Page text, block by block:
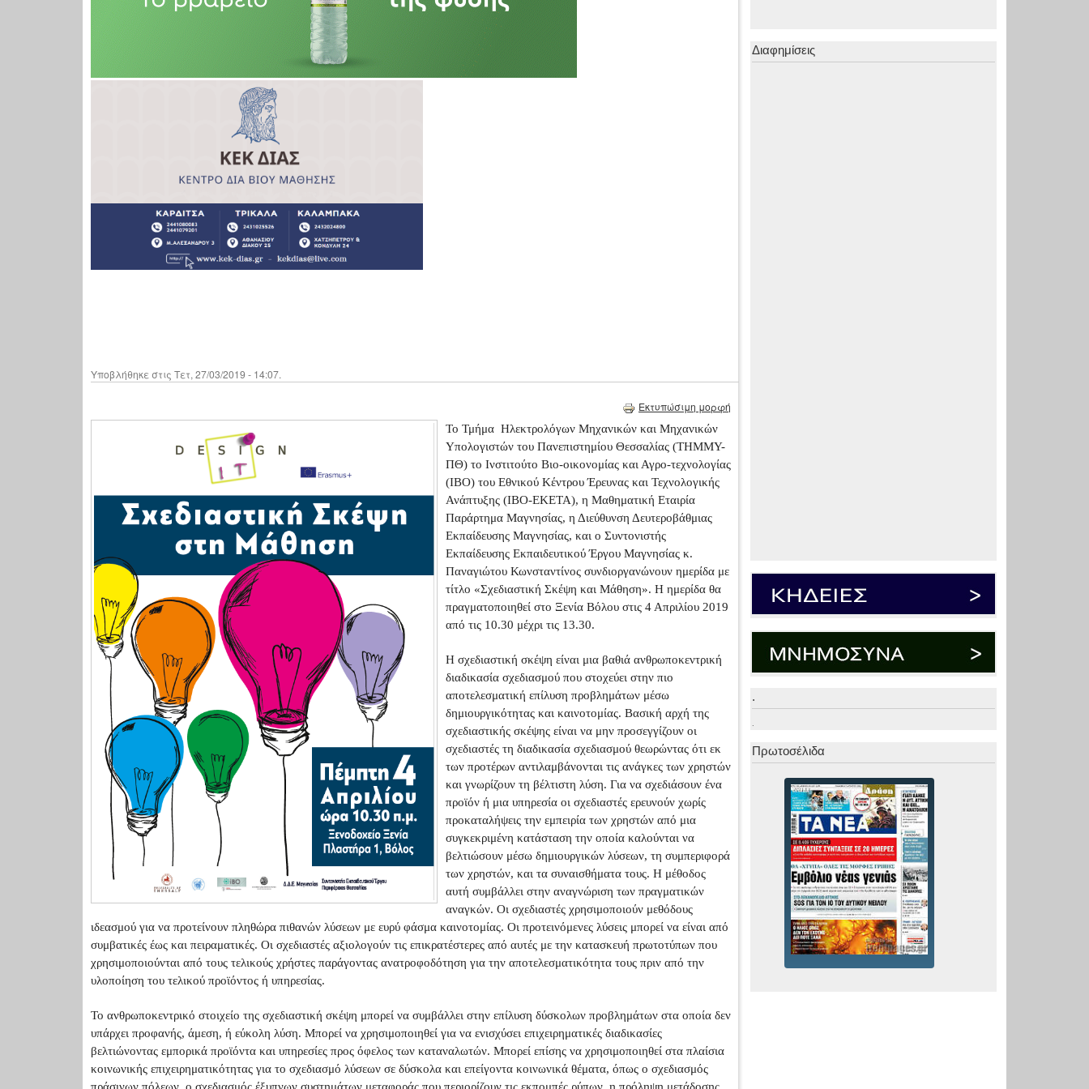
Υποβλήθηκε στις Τετ, 27/03/2019 - 14:07.
Εκτυπώσιμη μορφή
Το Τμήμα Ηλεκτρολόγων Μηχανικών και Μηχανικών
Υπολογιστών του Πανεπιστημίου Θεσσαλίας (ΤΗΜΜΥ-
ΠΘ) το Ινστιτούτο Βιο-οικονομίας και Αγρο-τεχνολογίας
(ΙΒΟ) του Εθνικού Κέντρου Έρευνας και Τεχνολογικής
Ανάπτυξης (ΙΒΟ-ΕΚΕΤΑ), η Μαθηματική Εταιρία
Παράρτημα Μαγνησίας, η Διεύθυνση Δευτεροβάθμιας
Εκπαίδευσης Μαγνησίας, και ο Συντονιστής
Εκπαίδευσης Εκπαιδευτικού Έργου Μαγνησίας κ.
Παναγιώτου Κωνσταντίνος συνδιοργανώνουν ημερίδα με
τίτλο «Σχεδιαστική Σκέψη και Μάθηση». Η ημερίδα θα
πραγματοποιηθεί στο Ξενία Βόλου στις 4 Απριλίου 2019
από τις 10.30 μέχρι τις 13.30.
Η σχεδιαστική σκέψη είναι μια βαθιά ανθρωποκεντρική
διαδικασία σχεδιασμού που στοχεύει στην πιο
αποτελεσματική επίλυση προβλημάτων μέσω
δημιουργικότητας και καινοτομίας. Βασική αρχή της
σχεδιαστικής σκέψης είναι να μην προσεγγίζουν οι
σχεδιαστές τη διαδικασία σχεδιασμού θεωρώντας ότι εκ
των προτέρων αντιλαμβάνονται τις ανάγκες των χρηστών
και γνωρίζουν τη βέλτιστη λύση. Για να σχεδιάσουν ένα
προϊόν ή μια υπηρεσία οι σχεδιαστές ερευνούν χωρίς
προκαταλήψεις την εμπειρία των χρηστών από μια
συγκεκριμένη κατάσταση την οποία καλούνται να
βελτιώσουν μέσω δημιουργικών λύσεων, τη συμπεριφορά
των χρηστών, και τα συναισθήματα τους. Η μέθοδος
αυτή συμβάλλει στην αναγνώριση των πραγματικών
αναγκών. Οι σχεδιαστές χρησιμοποιούν μεθόδους
ιδεασμού για να προτείνουν πληθώρα πιθανών λύσεων με ευρύ φάσμα καινοτομίας. Οι προτεινόμενες λύσεις μπορεί να είναι από
συμβατικές έως και πειραματικές. Οι σχεδιαστές αξιολογούν τις επικρατέστερες από αυτές με την κατασκευή πρωτοτύπων που
χρησιμοποιούνται από τους τελικούς χρήστες παράγοντας ανατροφοδότηση για την αποτελεσματικότητα τους πριν από την
υλοποίηση του τελικού προϊόντος ή υπηρεσίας.
Το ανθρωποκεντρικό στοιχείο της σχεδιαστική σκέψη μπορεί να συμβάλλει στην επίλυση δύσκολων προβλημάτων στα οποία δεν
υπάρχει προφανής, άμεση, ή εύκολη λύση. Μπορεί να χρησιμοποιηθεί για να ενισχύσει επιχειρηματικές διαδικασίες
βελτιώνοντας εμπορικά προϊόντα και υπηρεσίες προς όφελος των καταναλωτών. Μπορεί επίσης να χρησιμοποιηθεί στα πλαίσια
κοινωνικής επιχειρηματικότητας για το σχεδιασμό λύσεων σε δύσκολα και επείγοντα κοινωνικά θέματα, όπως ο σχεδιασμός
Διαφημίσεις
.
.
Πρωτοσέλιδα